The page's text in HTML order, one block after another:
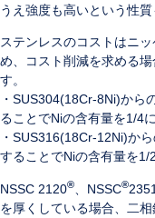
うえ強度も高いという性質
ステンレスのコストはニ
め、コスト削減を求める
す。
・SUS304(18Cr-8Ni)から
ることでNiの含有量を1/4
・SUS316(18Cr-12Ni)か
することでNiの含有量を1/
NSSC 2120® 、NSSC®
を厚くしている場合、二